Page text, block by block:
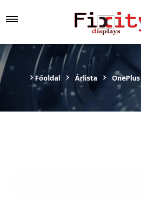
Főoldal Árlista